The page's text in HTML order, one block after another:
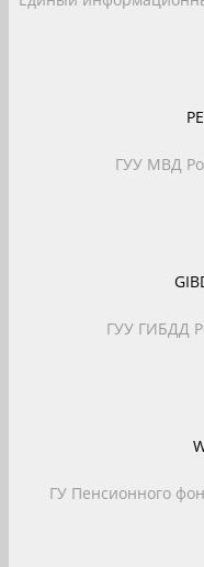
ГУУ МВД
ГУУ ГИБДД
ГУ Пенсионного